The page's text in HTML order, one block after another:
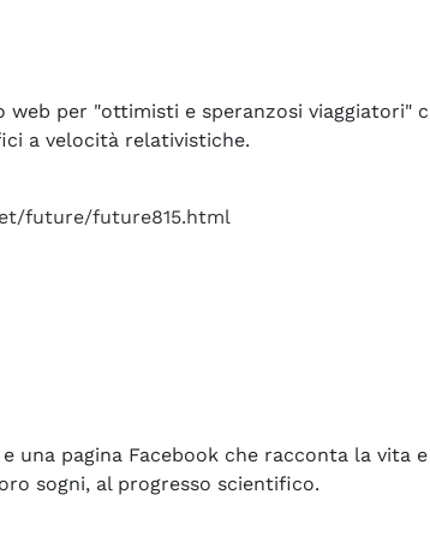
web per "ottimisti e speranzosi viaggiatori"
a velocità relativistiche.
future/future815.html
una pagina Facebook che racconta la vita
sogni, al progresso scientifico.